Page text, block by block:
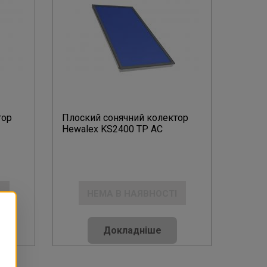
Плоский сонячний колектор
Hewalex KS2400 TP AC
Докладніше